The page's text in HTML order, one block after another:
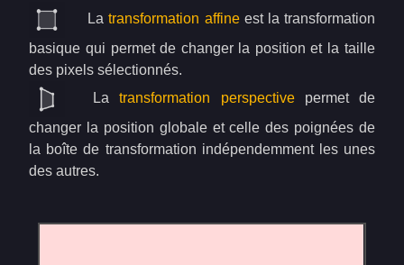
Latransformation affineest la transformation
basique qui permet de changer la position et la taille
des pixels sélectionnés.
Latransformation perspectivepermet de
changer la position globale et celle des poignées de
la boîte de transformation indépendemment les unes
des autres.